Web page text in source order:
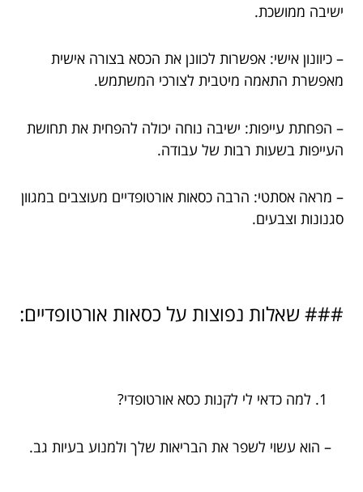
ישיבה ממושכת.
– כיוונון אישי: אפשרות לכוונן את הכסא בצורה אישית
מאפשרת התאמה מיטבית לצורכי המשתמש.
– הפחתת עייפות: ישיבה נוחה יכולה להפחית את תחושת
העייפות בשעות רבות של עבודה.
– מראה אסתטי: הרבה כסאות אורטופדיים מעוצבים במגוון
סגנונות וצבעים.
### שאלות נפוצות על כסאות אורטופדיים:
למה כדאי לי לקנות כסא אורטופדי?
– הוא עשוי לשפר את הבריאות שלך ולמנוע בעיות גב.